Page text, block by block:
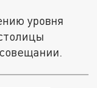
уровня